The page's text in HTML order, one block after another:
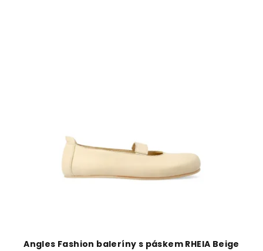
Angles Fashion baleríny s páskem RHEIA Beige